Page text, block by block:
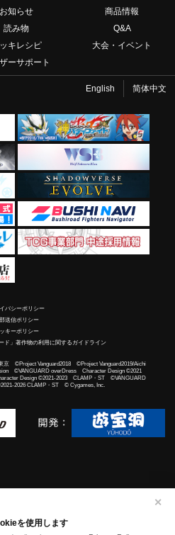
を使用します
✕
お知らせ
商品情報
読み物
Q&A
キレシピ
大会・イベント
ーサポート
English 简体中文
バシーポリシー
送信ポリシー
キーポリシー
ド」著作物の利用に関するガイドライン
©Project Vanguard2018 ©Project Vanguard2019/Aichi
©VANGUARD overDress Character Design ©2021
Design ©2021-2023 CLAMP・ST ©VANGUARD
2026 CLAMP・ST © Cygames, Inc.